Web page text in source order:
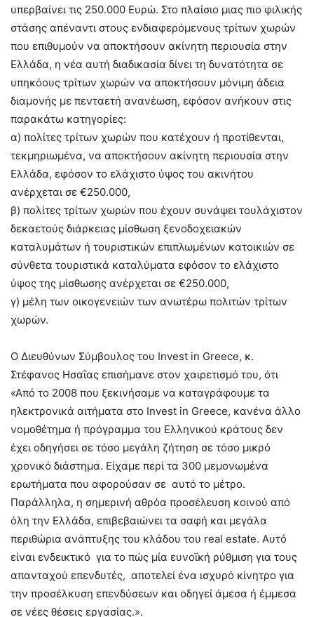
υπερβαίνει τις 250.000 Ευρώ. Στο πλαίσιο μιας πιο φιλικής
στάσης απέναντι στους ενδιαφερόμενους τρίτων χωρών
που επιθυμούν να αποκτήσουν ακίνητη περιουσία στην
Ελλάδα, η νέα αυτή διαδικασία δίνει τη δυνατότητα σε
υπηκόους τρίτων χωρών να αποκτήσουν μόνιμη άδεια
διαμονής με πενταετή ανανέωση, εφόσον ανήκουν στις
παρακάτω κατηγορίες:
α) πολίτες τρίτων χωρών που κατέχουν ή προτίθενται,
τεκμηριωμένα, να αποκτήσουν ακίνητη περιουσία στην
Ελλάδα, εφόσον το ελάχιστο ύψος του ακινήτου
ανέρχεται σε €250.000,
β) πολίτες τρίτων χωρών που έχουν συνάψει τουλάχιστον
δεκαετούς διάρκειας μίσθωση ξενοδοχειακών
καταλυμάτων ή τουριστικών επιπλωμένων κατοικιών σε
σύνθετα τουριστικά καταλύματα εφόσον το ελάχιστο
ύψος της μίσθωσης ανέρχεται σε €250.000,
γ) μέλη των οικογενειών των ανωτέρω πολιτών τρίτων
χωρών.
Ο Διευθύνων Σύμβουλος του Invest in Greece, κ.
Στέφανος Ησαΐας επισήμανε στον χαιρετισμό του, ότι
«Από το 2008 που ξεκινήσαμε να καταγράφουμε τα
ηλεκτρονικά αιτήματα στο Invest in Greece, κανένα άλλο
νομοθέτημα ή πρόγραμμα του Ελληνικού κράτους δεν
έχει οδηγήσει σε τόσο μεγάλη ζήτηση σε τόσο μικρό
χρονικό διάστημα. Είχαμε περί τα 300 μεμονωμένα
ερωτήματα που αφορούσαν σε αυτό το μέτρο.
Παράλληλα, η σημερινή αθρόα προσέλευση κοινού από
όλη την Ελλάδα, επιβεβαιώνει τα σαφή και μεγάλα
περιθώρια ανάπτυξης του κλάδου του real estate. Αυτό
είναι ενδεικτικό για το πώς μία ευνοϊκή ρύθμιση για τους
απανταχού επενδυτές, αποτελεί ένα ισχυρό κίνητρο για
την προσέλκυση επενδύσεων και οδηγεί άμεσα ή έμμεσα
σε νέες θέσεις εργασίας.».